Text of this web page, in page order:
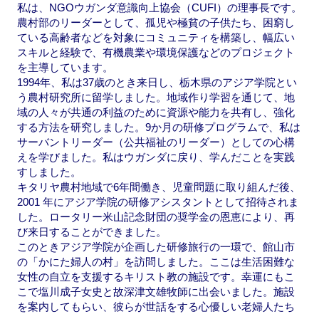
私は、NGOウガンダ意識向上協会（CUFI）の理事長です。
農村部のリーダーとして、孤児や極貧の子供たち、困窮し
ている高齢者などを対象にコミュニティを構築し、幅広い
スキルと経験で、有機農業や環境保護などのプロジェクト
を主導しています。
1994年、私は37歳のとき来日し、栃木県のアジア学院とい
う農村研究所に留学しました。地域作り学習を通じて、地
域の人々が共通の利益のために資源や能力を共有し、強化
する方法を研究しました。9か月の研修プログラムで、私は
サーバントリーダー（公共福祉のリーダー）としての心構
えを学びました。私はウガンダに戻り、学んだことを実践
すしました。
キタリヤ農村地域で6年間働き、児童問題に取り組んだ後、
2001 年にアジア学院の研修アシスタントとして招待されま
した。ロータリー米山記念財団の奨学金の恩恵により、再
び来日することができました。
このときアジア学院が企画した研修旅行の一環で、館山市
の「かにた婦人の村」を訪問しました。ここは生活困難な
女性の自立を支援するキリスト教の施設です。幸運にもこ
こで塩川成子女史と故深津文雄牧師に出会いました。施設
を案内してもらい、彼らが世話をする心優しい老婦人たち